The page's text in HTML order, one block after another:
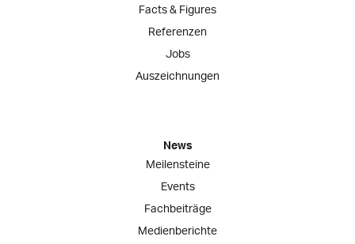
Facts & Figures
Referenzen
Jobs
Auszeichnungen
News
Meilensteine
Events
Fachbeiträge
Medienberichte